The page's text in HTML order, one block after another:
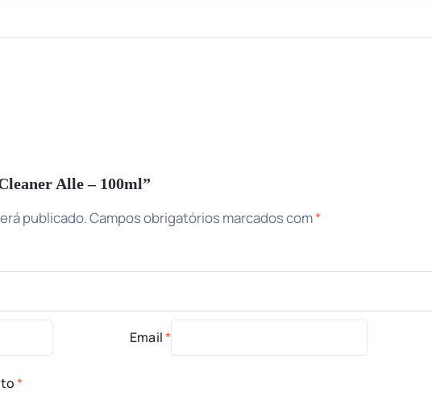
Alle – 100ml”
publicado.Campos obrigatórios marcados com*
*
Email*